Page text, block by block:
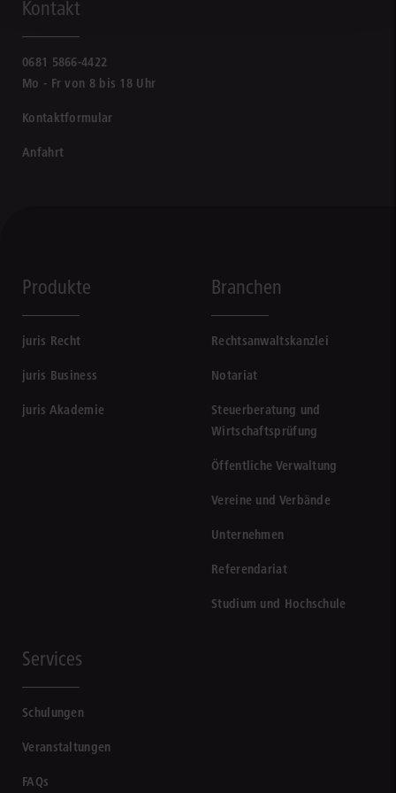
Kontakt
0681 5866-4422
Mo - Fr von 8 bis 18 Uhr
Kontaktformular
Anfahrt
Produkte
juris Recht
juris Business
juris Akademie
Branchen
Rechtsanwaltskanzlei
Notariat
Steuerberatung und
Wirtschaftsprüfung
Öffentliche Verwaltung
Vereine und Verbände
Unternehmen
Referendariat
Studium und Hochschule
Services
Schulungen
Veranstaltungen
FAQs